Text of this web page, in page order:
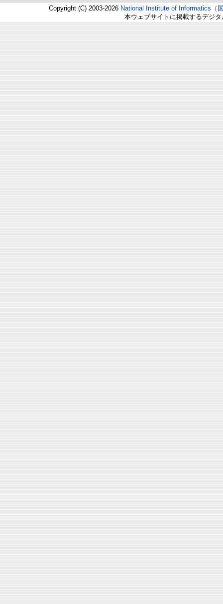
Copyright (C) 2003-2026 National Institute of Informatics（
本ウェブサイトに掲載するデジ